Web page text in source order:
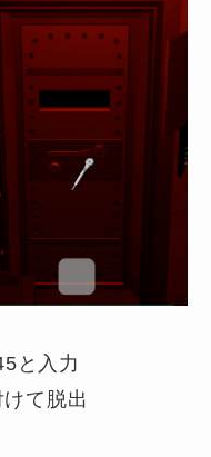
と入力
て脱出